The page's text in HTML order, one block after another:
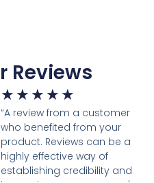
Reviews
★ ★ ★ ★ ★
“A review from a customer
who benefited from your
product. Reviews can be a
highly effective way of
establishing credibility and